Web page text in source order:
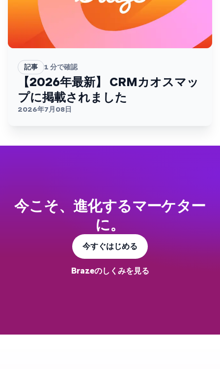
記事 1 分で確認
【2026年最新】 CRMカオスマッ
プに掲載されました
2026年7月08日
今こそ、進化するマーケター
に。
今すぐはじめる
Brazeのしくみを見る